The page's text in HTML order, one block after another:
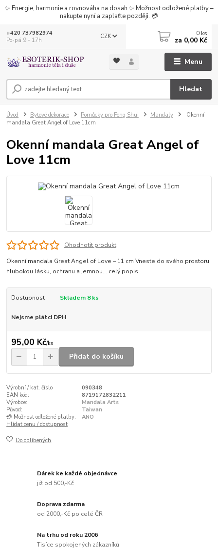
✨ Energie, harmonie a rovnováha na dosah ✨ Možnost odložené platby –
nakupte nyní a zaplaťte později. 💳
Menu
CZK
Hledat
+420 737982974
Po-pá 9 - 17h
0 ks
za 0,00 Kč
Úvod Bytové dekorace Pomůcky pro Feng Shui Mandaly
Okenní
mandala Great Angel of Love 11cm
Okenní mandala Great Angel of
Love 11cm
Ohodnotit produkt
Okenní mandala Great Angel of Love – 11 cm Vneste do svého prostoru
hlubokou lásku, ochranu a jemnou... celý popis
Dostupnost Skladem 8 ks
Nejsme plátci DPH
95,00 Kč/ks
Přidat do košíku
Výrobní / kat. číslo
090348
EAN kód:
8719172832211
Výrobce:
Mandala Arts
Původ:
Taiwan
💳 Možnost odložené platby:
ANO
Hlídat cenu / dostupnost
Do oblíbených
Dárek ke každé objednávce
již od 500,-Kč
Doprava zdarma
od 2000,-Kč po celé ČR
Na trhu od roku 2006
Tisíce spokojených zákazníků